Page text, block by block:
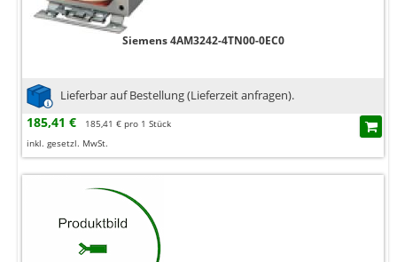
Siemens 4AM3242-4TN00-0EC0
Lieferbar auf Bestellung (Lieferzeit anfragen).
185,41 €
185,41 € pro 1 Stück
inkl. gesetzl. MwSt.